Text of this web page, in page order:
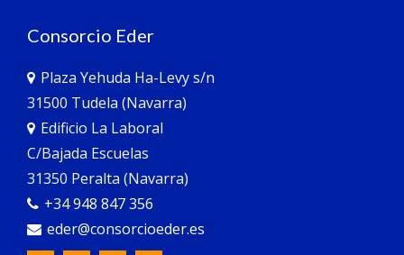
Consorcio Eder
Plaza Yehuda Ha-Levy s/n
31500 Tudela (Navarra)
Edificio La Laboral
C/Bajada Escuelas
31350 Peralta (Navarra)
+34 948 847 356
eder@consorcioeder.es